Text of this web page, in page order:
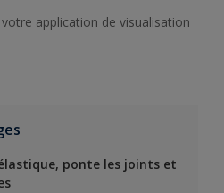
application de visualisation
ponte les joints et